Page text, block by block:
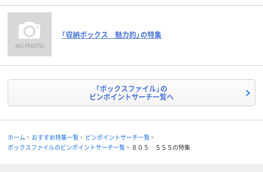
「収納ボックス 魅力的」の特集
「ボックスファイル」の
ピンポイントサーチ一覧へ
ホーム おすすめ特集一覧
ピンポイントサーチ一覧
ボックスファイルのピンポイントサーチ一覧
８０５ ＳＳＳの特集